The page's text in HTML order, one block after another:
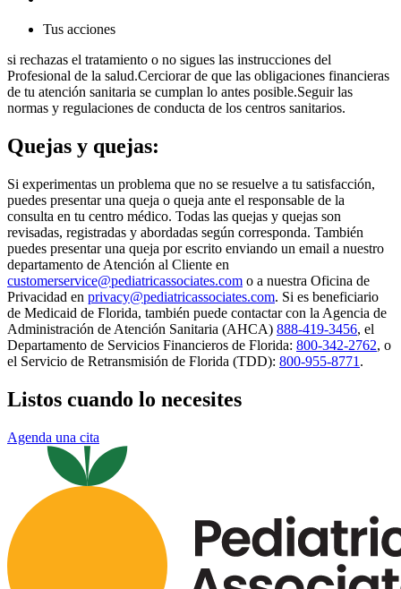
Tus acciones
si rechazas el tratamiento o no sigues las instrucciones del
Profesional de la salud.Cerciorar de que las obligaciones financieras
de tu atención sanitaria se cumplan lo antes posible.Seguir las
normas y regulaciones de conducta de los centros sanitarios.
Quejas y quejas:
Si experimentas un problema que no se resuelve a tu satisfacción,
puedes presentar una queja o queja ante el responsable de la
consulta en tu centro médico. Todas las quejas y quejas son
revisadas, registradas y abordadas según corresponda. También
puedes presentar una queja por escrito enviando un email a nuestro
departamento de Atención al Cliente en
customerservice@pediatricassociates.com o a nuestra Oficina de
Privacidad en privacy@pediatricassociates.com. Si es beneficiario
de Medicaid de Florida, también puede contactar con la Agencia de
Administración de Atención Sanitaria (AHCA) 888-419-3456, el
Departamento de Servicios Financieros de Florida: 800-342-2762, o
el Servicio de Retransmisión de Florida (TDD): 800-955-8771 .
Listos cuando lo necesites
Agenda una cita